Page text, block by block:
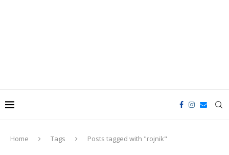
Home Tags Posts tagged with "rojnik"